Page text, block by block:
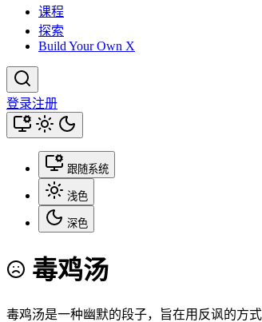
课程
探索
Build Your Own X
登录注册
跟随系统
浅色
深色
毒鸡汤
毒鸡汤是一种幽默的段子，旨在用反讽的方